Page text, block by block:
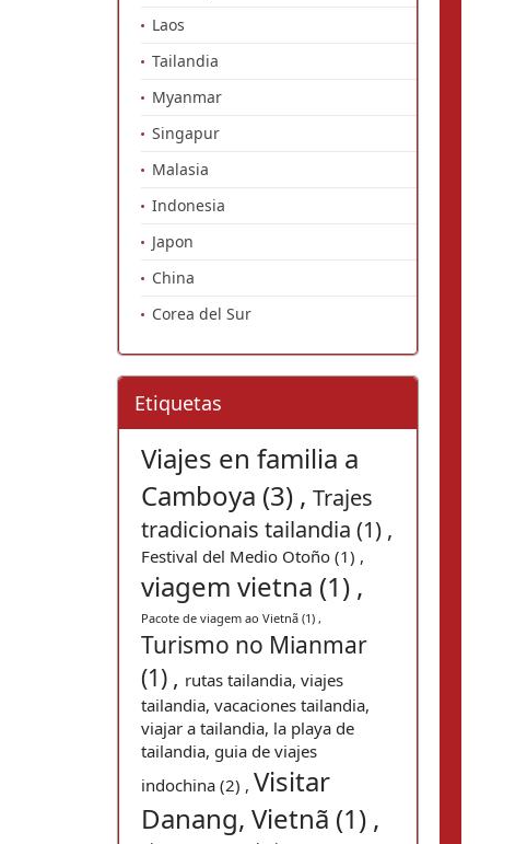
Laos
Tailandia
Myanmar
Singapur
Malasia
Indonesia
Japon
China
Corea del Sur
Etiquetas
Viajes en familia a
Camboya (3) , Trajes
tradicionais tailandia (1) ,
Festival del Medio Otoño (1) ,
viagem vietna (1) ,
Pacote de viagem ao Vietnã (1) ,
Turismo no Mianmar
(1) , rutas tailandia, viajes
tailandia, vacaciones tailandia,
viajar a tailandia, la playa de
tailandia, guia de viajes
indochina (2) , Visitar
Danang, Vietnã (1) ,